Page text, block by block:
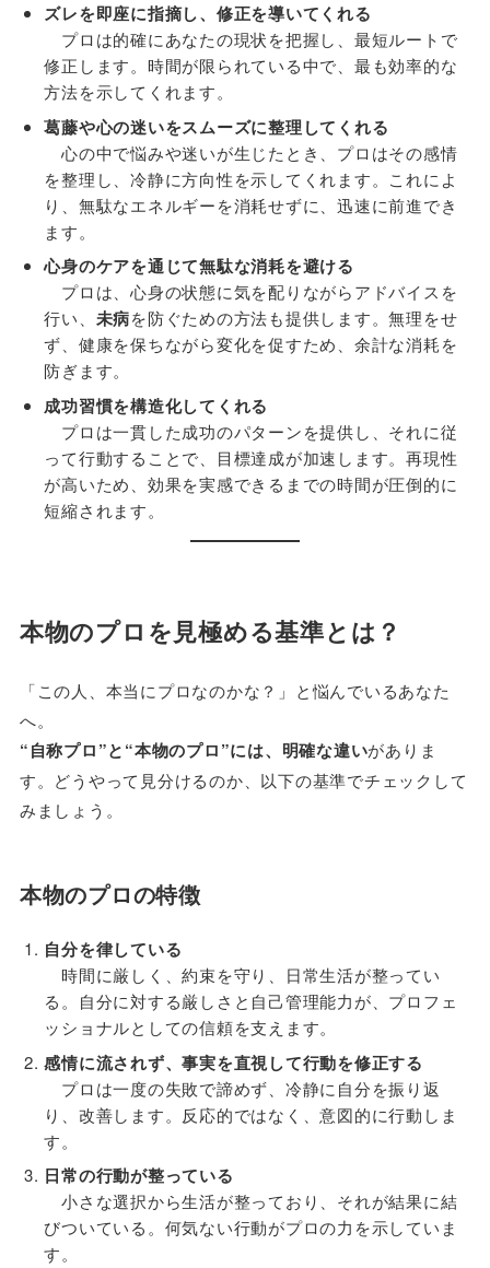
ズレを即座に指摘し、修正を導いてくれる
プロは的確にあなたの現状を把握し、最短ルートで
修正します。時間が限られている中で、最も効率的な
方法を示してくれます。
葛藤や心の迷いをスムーズに整理してくれる
心の中で悩みや迷いが生じたとき、プロはその感情
を整理し、冷静に方向性を示してくれます。これによ
り、無駄なエネルギーを消耗せずに、迅速に前進でき
ます。
心身のケアを通じて無駄な消耗を避ける
プロは、心身の状態に気を配りながらアドバイスを
行い、 未病を防ぐための方法も提供します。無理をせ
ず、健康を保ちながら変化を促すため、余計な消耗を
防ぎます。
成功習慣を構造化してくれる
プロは一貫した成功のパターンを提供し、それに従
って行動することで、目標達成が加速します。再現性
が高いため、効果を実感できるまでの時間が圧倒的に
短縮されます。
本物のプロを見極める基準とは？
「この人、本当にプロなのかな？」と悩んでいるあなた
へ。
“自称プロ”と“本物のプロ”には、明確な違いがありま
す。どうやって見分けるのか、以下の基準でチェックして
みましょう。
本物のプロの特徴
自分を律している
時間に厳しく、約束を守り、日常生活が整ってい
る。自分に対する厳しさと自己管理能力が、プロフェ
ッショナルとしての信頼を支えます。
感情に流されず、事実を直視して行動を修正する
プロは一度の失敗で諦めず、冷静に自分を振り返
り、改善します。反応的ではなく、意図的に行動しま
す。
日常の行動が整っている
小さな選択から生活が整っており、それが結果に結
びついている。何気ない行動がプロの力を示していま
す。